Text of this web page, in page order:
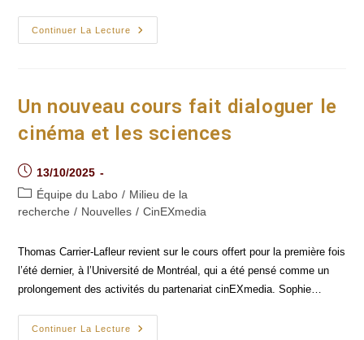
Continuer La Lecture
Au-
Delà
Mémoires
Un nouveau cours fait dialoguer le
cinéma et les sciences
Post
published:
13/10/2025
Post
category:
Équipe du Labo / Milieu de la
recherche / Nouvelles / CinEXmedia
Thomas Carrier-Lafleur revient sur le cours offert pour la première fois
l’été dernier, à l’Université de Montréal, qui a été pensé comme un
prolongement des activités du partenariat cinEXmedia. Sophie…
Continuer La Lecture
Un